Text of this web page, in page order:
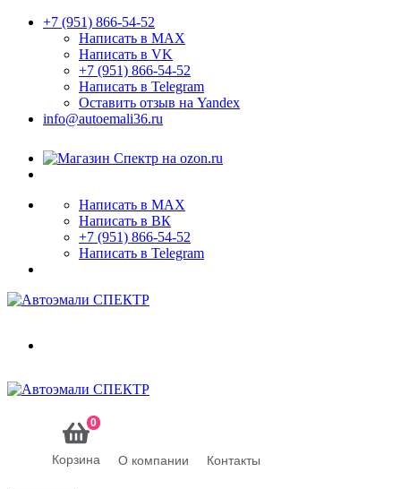
+7 (951) 866-54-52
Написать в MAX
Написать в VK
+7 (951) 866-54-52
Написать в Telegram
Оставить отзыв на Yandex
info@autoemali36.ru
Написать в MAX
Написать в ВК
+7 (951) 866-54-52
Написать в Telegram
0
Корзина О компании Контакты